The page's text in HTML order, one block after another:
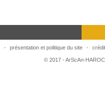
- présentation et politique du site -
© 2017 - ArScAn-